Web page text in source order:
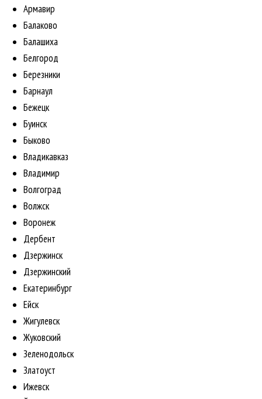
Армавир
Балаково
Балашиха
Белгород
Березники
Барнаул
Бежецк
Буинск
Быково
Владикавказ
Владимир
Волгоград
Волжск
Воронеж
Дербент
Дзержинск
Дзержинский
Екатеринбург
Ейск
Жигулевск
Жуковский
Зеленодольск
Златоуст
Ижевск